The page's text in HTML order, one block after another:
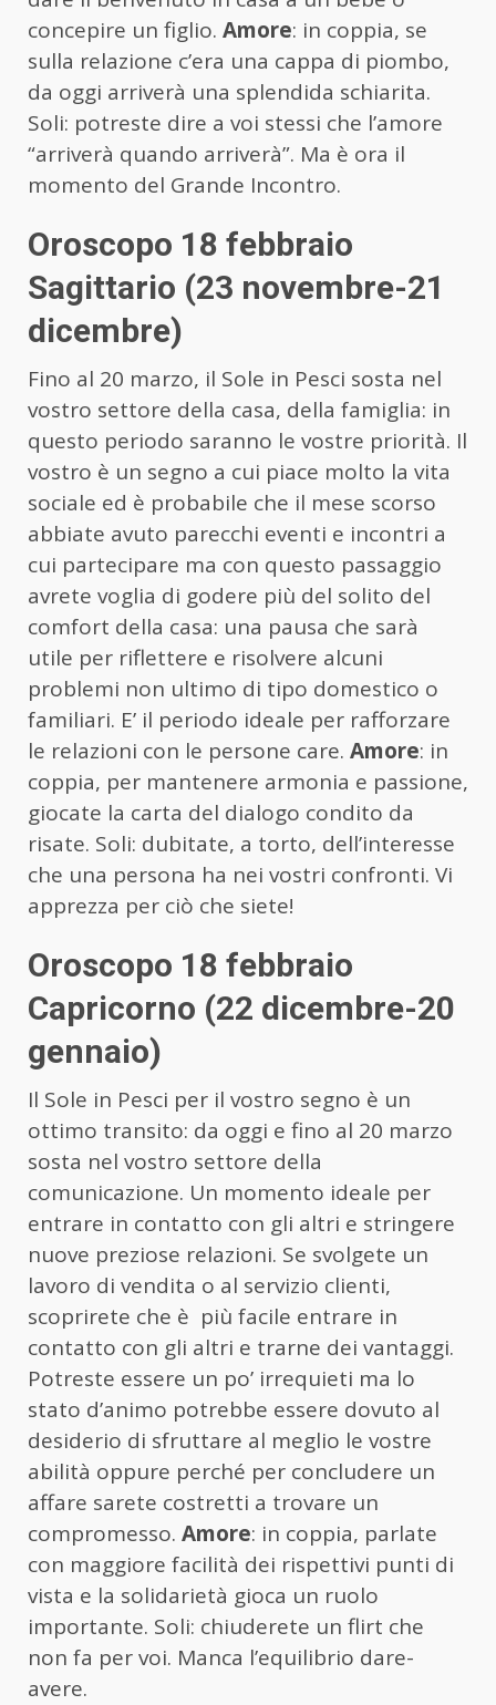
concepire un figlio. Amore: in coppia, se
sulla relazione c’era una cappa di piombo,
da oggi arriverà una splendida schiarita.
Soli: potreste dire a voi stessi che l’amore
“arriverà quando arriverà”. Ma è ora il
momento del Grande Incontro.
Oroscopo 18 febbraio
Sagittario (23 novembre-21
dicembre)
Fino al 20 marzo, il Sole in Pesci sosta nel
vostro settore della casa, della famiglia: in
questo periodo saranno le vostre priorità. Il
vostro è un segno a cui piace molto la vita
sociale ed è probabile che il mese scorso
abbiate avuto parecchi eventi e incontri a
cui partecipare ma con questo passaggio
avrete voglia di godere più del solito del
comfort della casa: una pausa che sarà
utile per riflettere e risolvere alcuni
problemi non ultimo di tipo domestico o
familiari. E’ il periodo ideale per rafforzare
le relazioni con le persone care. Amore: in
coppia, per mantenere armonia e passione,
giocate la carta del dialogo condito da
risate. Soli: dubitate, a torto, dell’interesse
che una persona ha nei vostri confronti. Vi
apprezza per ciò che siete!
Oroscopo 18 febbraio
Capricorno (22 dicembre-20
gennaio)
Il Sole in Pesci per il vostro segno è un
ottimo transito: da oggi e fino al 20 marzo
sosta nel vostro settore della
comunicazione. Un momento ideale per
entrare in contatto con gli altri e stringere
nuove preziose relazioni. Se svolgete un
lavoro di vendita o al servizio clienti,
scoprirete che è più facile entrare in
contatto con gli altri e trarne dei vantaggi.
Potreste essere un po’ irrequieti ma lo
stato d’animo potrebbe essere dovuto al
desiderio di sfruttare al meglio le vostre
abilità oppure perché per concludere un
affare sarete costretti a trovare un
compromesso. Amore: in coppia, parlate
con maggiore facilità dei rispettivi punti di
vista e la solidarietà gioca un ruolo
importante. Soli: chiuderete un flirt che
non fa per voi. Manca l’equilibrio dare-
avere.